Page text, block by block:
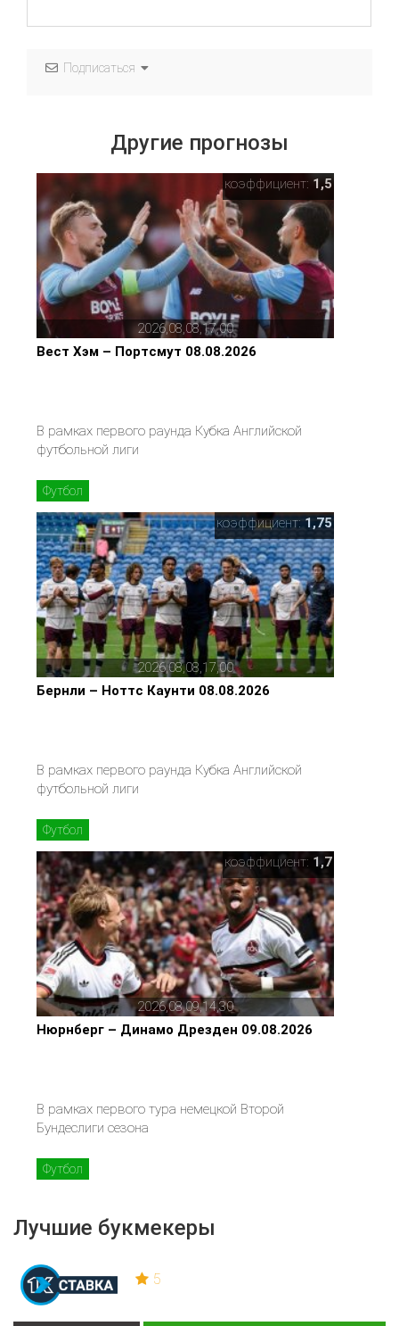
Лучшие букмекеры
5
Подписаться
Другие прогнозы
2026,08,08,17,00
коэффициент: 1,5
Вест Хэм – Портсмут 08.08.2026
В рамках первого раунда Кубка Английской
футбольной лиги
Футбол
2026,08,08,17,00
коэффициент: 1,75
Бернли – Ноттс Каунти 08.08.2026
В рамках первого раунда Кубка Английской
футбольной лиги
Футбол
2026,08,09,14,30
коэффициент: 1,7
Нюрнберг – Динамо Дрезден 09.08.2026
В рамках первого тура немецкой Второй
Бундеслиги сезона
Футбол